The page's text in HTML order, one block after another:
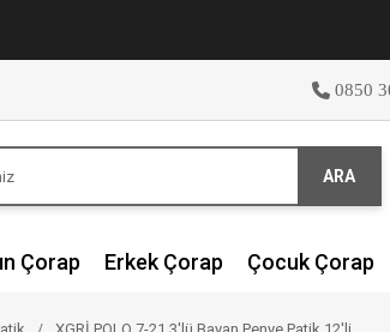
0850
ARA
Çorap Erkek Çorap Çocuk Çorap